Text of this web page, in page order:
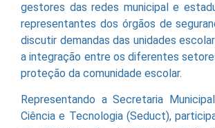
gestores das redes municipal e
representantes dos órgãos de
discutir demandas das unidades
a integração entre os diferentes
proteção da comunidade escolar.
Representando a Secretaria
Ciência e Tecnologia (Seduct),